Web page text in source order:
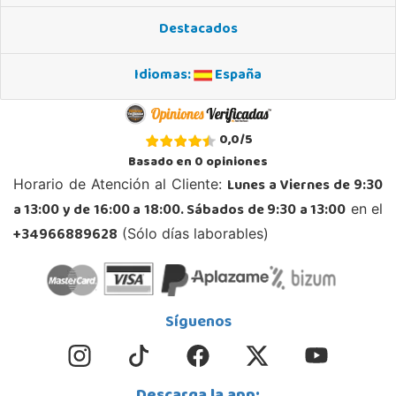
03005, Alicante
STOCK DISPONIBLE
Juguetilandia Andújar
Avda. Roma S/N
23740, Andújar
953 505 004
Localizar Tienda
Juguetilandia Armilla
Carretera Armilla 29, Urb. Porcegram, 2
Destacados
Idiomas:
España
0,0/5
Basado en0opiniones
Horario de Atención al Cliente: Lunes a Viernes de 9:30
a 13:00 y de 16:00 a 18:00. Sábados de 9:30 a 13:00 en el
+34966889628 (Sólo días laborables)
Síguenos